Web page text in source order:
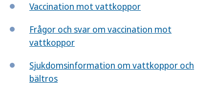
Vaccination mot vattkoppor
Frågor och svar om vaccination mot
vattkoppor
Sjukdomsinformation om vattkoppor och
bältros